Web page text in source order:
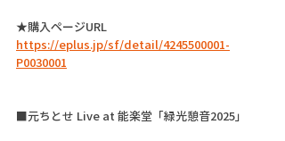
★購入ページURL
https://eplus.jp/sf/detail/4245500001-
P0030001
■元ちとせ Live at 能楽堂「緑光憩音2025」